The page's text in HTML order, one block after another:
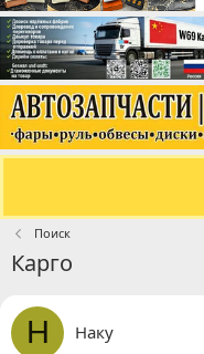
Поиск
Карго
Н Наку